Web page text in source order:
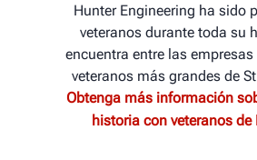
Hunter Engineering ha sido
veteranos durante toda su
encuentra entre las
veteranos más grandes de
Obtenga más información
historia con veteranos de